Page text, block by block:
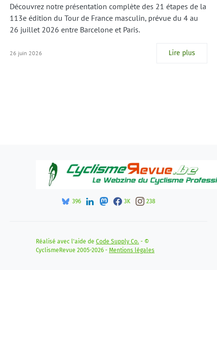
Découvrez notre présentation complète des 21 étapes de la
113e édition du Tour de France masculin, prévue du 4 au
26 juillet 2026 entre Barcelone et Paris.
26 juin 2026 Lire plus
396 3K 238
Réalisé avec l'aide de Code Supply Co. - ©
CyclismeRevue 2005-2026 - Mentions légales